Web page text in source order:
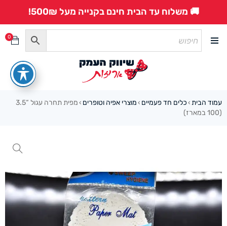
🚚 משלוח עד הבית חינם בקנייה מעל 500₪!
0
עמוד הבית › כלים חד פעמיים › מוצרי אפיה וטופרים ›
מפית תחרה עגול “3.5
(100 במארז)